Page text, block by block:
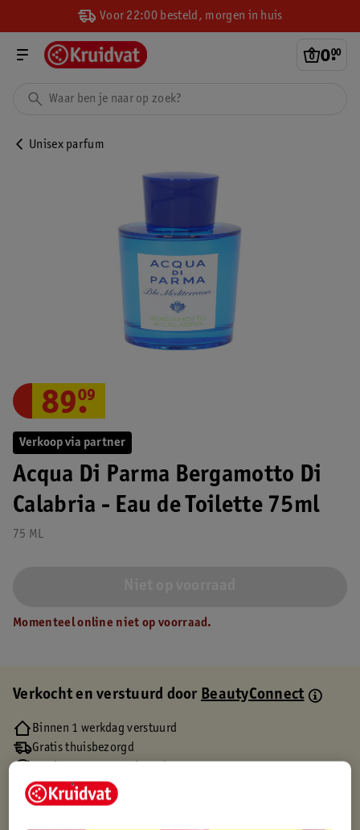
Voor 22:00 besteld, morgen in huis
0.
00
Unisex parfum
Verkoop via partner
Acqua Di Parma Bergamotto Di
Calabria - Eau de Toilette 75ml
75 ML
89.
09
Momenteel online niet op voorraad.
Verkocht en verstuurd doorBeautyConnect
Binnen 1 werkdag verstuurd
Gratis thuisbezorgd
Gratis punten met je Kruidvat kaart